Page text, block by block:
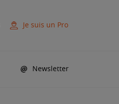
Je suis un Pro
Newsletter